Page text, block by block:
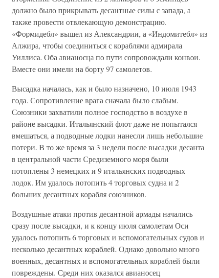
должно было прикрывать десантные силы с запада, а
также провести отвлекающую демонстрацию.
«Формидебл» вышел из Александрии, а «Индомитебл» из
Алжира, чтобы соединиться с кораблями адмирала
Уиллиса. Оба авианосца по пути сопровождали конвои.
Вместе они имели на борту 97 самолетов.
Высадка началась, как и было назначено, 10 июля 1943
года. Сопротивление врага сначала было слабым.
Союзники захватили полное господство в воздухе в
районе высадки. Итальянский флот даже не попытался
вмешаться, а подводные лодки нанесли лишь небольшие
потери. В то же время за 3 недели после высадки десанта
в центральной части Средиземного моря были
потоплены 3 немецких и 9 итальянских подводных
лодок. Им удалось потопить 4 торговых судна и 2
больших десантных корабля союзников.
Воздушные атаки против десантной армады начались
сразу после высадки, и к концу июля самолетам Оси
удалось потопить 6 торговых и вспомогательных судов и
несколько десантных кораблей. Однако довольно много
военных, десантных и вспомогательных кораблей были
повреждены. Среди них оказался авианосец